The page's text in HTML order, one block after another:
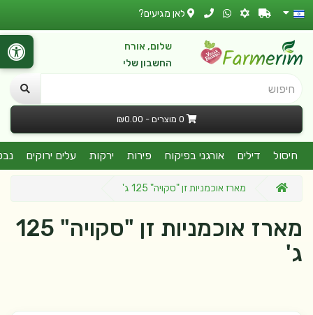
לאן מגיעים?
שלום, אורח
החשבון שלי
חיפוש
0 מוצרים - ₪0.00
חיסול דילים אורגני בפיקוח פירות ירקות עלים ירוקים
מארז אוכמניות זן "סקויה" 125 ג'
מארז אוכמניות זן "סקויה" 125
ג'